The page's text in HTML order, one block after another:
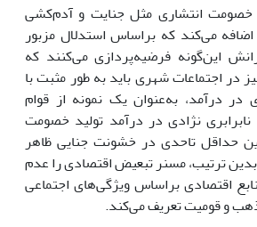
انتشاری مثل جنایت و آدم‌کشی
می‌کند که براساس استدلال مزبور
این‌گونه فرضیه‌پردازی می‌کنند که
اجتماعات شهری باید به طور مثبت با
در درآمد، به‌عنوان یک نمونه از قوام
نابرابری نژادی در درآمد تولید خصومت
حداقل تاحدی در خشونت جنایی ظاهر
(همان: 598). بدین ترتیب، مسنر تبعیض اقتصادی را عدم
اقتصادی براساس ویژگی‌های اجتماعی
و قومیت تعریف می‌کند.